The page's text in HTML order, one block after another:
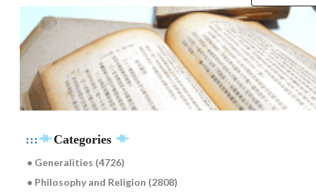
::: Categories
● Generalities (4726)
● Philosophy and Religion (2808)